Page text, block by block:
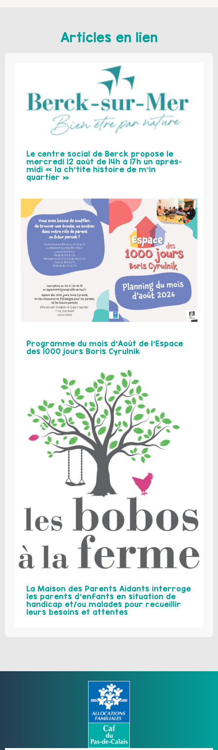
Articles en lien
Le centre social de Berck propose le
mercredi 12 août de 14h à 17h un après-
midi « la ch’tite histoire de m’in
quartier »
Programme du mois d’Août de l’Espace
des 1000 jours Boris Cyrulnik
La Maison des Parents Aidants interroge
les parents d’enfants en situation de
handicap et/ou malades pour recueillir
leurs besoins et attentes